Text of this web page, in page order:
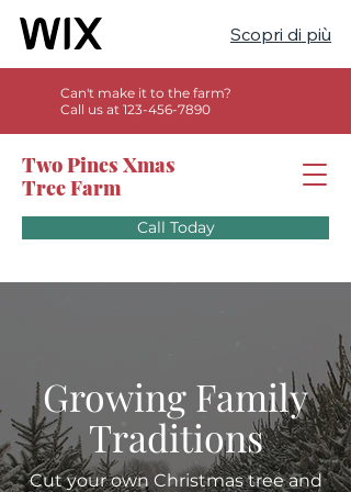
Scopri di più